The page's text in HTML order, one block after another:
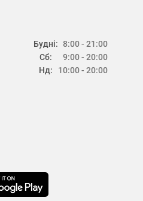
Будні:
Сб:
Нд:
8:00 - 21:00
9:00 - 20:00
10:00 - 20:00